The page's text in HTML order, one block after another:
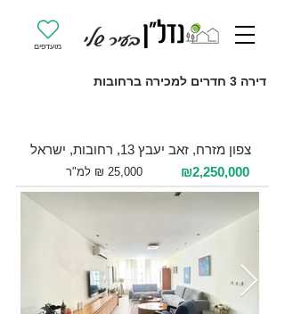
מועדפים
דירה 3 חדרים למכירה ברחובות
צפון מזרח, זאב יעבץ 13, רחובות, ישראל
₪2,250,000